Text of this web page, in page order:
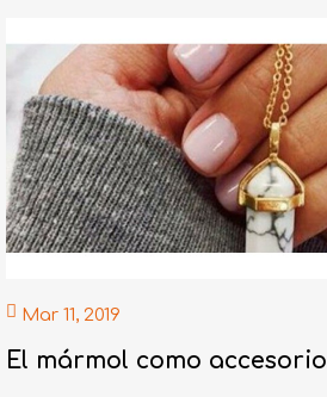
Mar 11, 2019
El mármol como accesorio